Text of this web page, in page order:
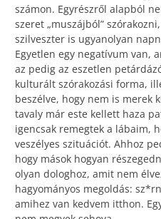
számon. Egyrészről alapból
szeret „muszájból”
szilveszter is ugyanolyan
Egyetlen egy negatívum van,
az pedig az eszetlen
kulturált szórakozási forma,
beszélve, hogy nem is merek
tavaly már este kellett haza
igencsak remegtek a lábaim,
veszélyes szituációt. Ahhoz
hogy mások hogyan
olyan dologhoz, amit nem
hagyományos megoldás:
amihez van kedvem itthon.